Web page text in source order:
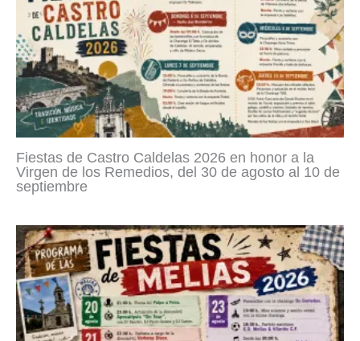
Fiestas de Castro Caldelas 2026 en honor a la
Virgen de los Remedios, del 30 de agosto al 10 de
septiembre